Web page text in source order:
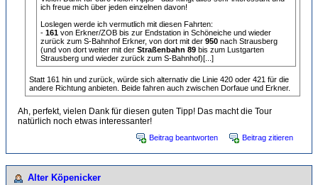
ich freue mich über jeden einzelnen davon!
Loslegen werde ich vermutlich mit diesen Fahrten:
- 161 von Erkner/ZOB bis zur Endstation in Schöneiche und wieder
zurück zum S-Bahnhof Erkner, von dort mit der 950 nach Strausberg
(und von dort weiter mit der Straßenbahn 89 bis zum Lustgarten
Strausberg und wieder zurück zum S-Bahnhof)[...]
Statt 161 hin und zurück, würde sich alternativ die Linie 420 oder 421 für die
andere Richtung anbieten. Beide fahren auch zwischen Dorfaue und Erkner.
Ah, perfekt, vielen Dank für diesen guten Tipp! Das macht die Tour
natürlich noch etwas interessanter!
Beitrag beantworten Beitrag zitieren
Alter Köpenicker